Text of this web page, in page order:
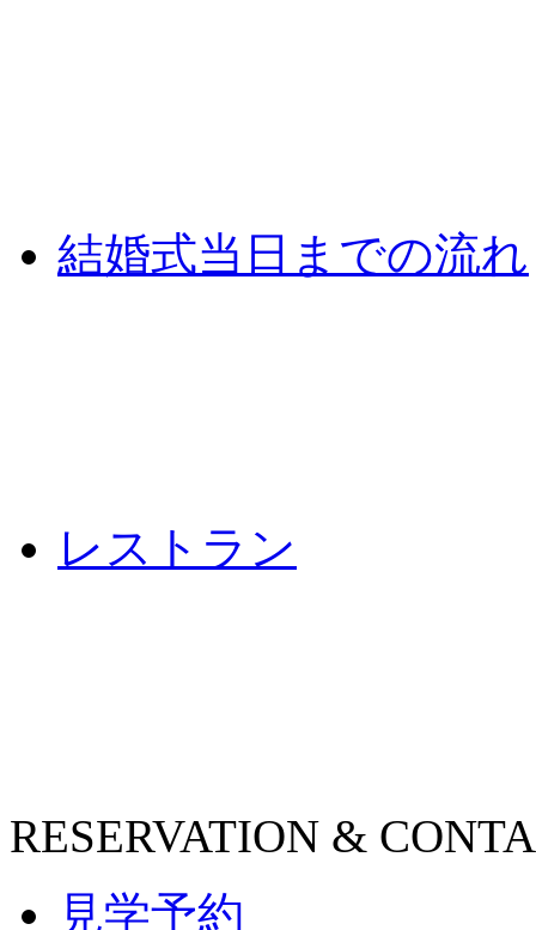
結婚式当日までの流れ
レストラン
RESERVATION &
見学予約